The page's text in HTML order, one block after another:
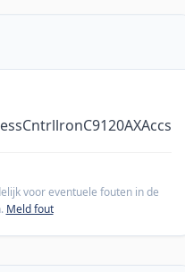
voor eventuele fouten in de
Meld fout